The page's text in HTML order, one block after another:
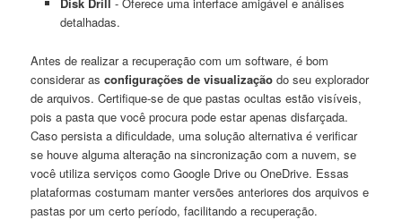
Disk Drill ⁤- Oferece uma⁣ interface amigável e análises
detalhadas.
Antes ​de realizar‍ a⁤ recuperação com um software, é bom
considerar asconfigurações de visualização do seu explorador‌
de arquivos.‌ Certifique-se de que pastas ocultas estão visíveis,
pois a pasta que você ‍procura ‌pode⁣ estar⁤ apenas disfarçada.
Caso persista a ‍dificuldade, uma solução alternativa é ⁤verificar
se houve alguma alteração na sincronização ⁢com‍ a nuvem, se
você utiliza⁤ serviços como Google⁣ Drive ou OneDrive. Essas
plataformas costumam manter​ versões anteriores dos arquivos e
pastas por um certo período, ‍facilitando a ⁢recuperação.